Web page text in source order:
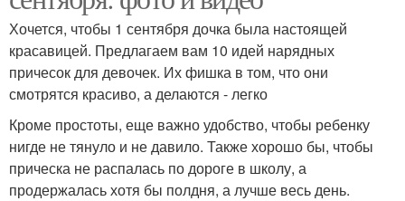
Хочется, чтобы 1 сентября дочка была настоящей
красавицей. Предлагаем вам 10 идей нарядных
причесок для девочек. Их фишка в том, что они
смотрятся красиво, а делаются - легко
Кроме простоты, еще важно удобство, чтобы ребенку
нигде не тянуло и не давило. Также хорошо бы, чтобы
прическа не распалась по дороге в школу, а
продержалась хотя бы полдня, а лучше весь день.